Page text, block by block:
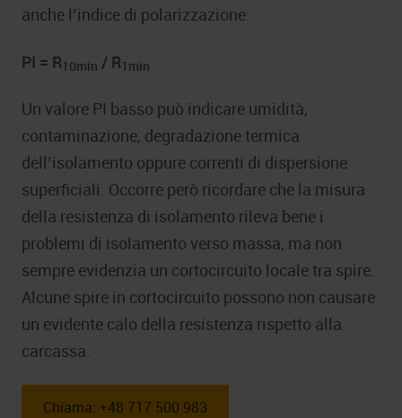
anche l’indice di polarizzazione:
PI = R10min / R1min
Un valore PI basso può indicare umidità,
contaminazione, degradazione termica
dell’isolamento oppure correnti di dispersione
superficiali. Occorre però ricordare che la misura
della resistenza di isolamento rileva bene i
problemi di isolamento verso massa, ma non
sempre evidenzia un cortocircuito locale tra spire.
Alcune spire in cortocircuito possono non causare
un evidente calo della resistenza rispetto alla
carcassa.
Chiama: +48 717 500 983